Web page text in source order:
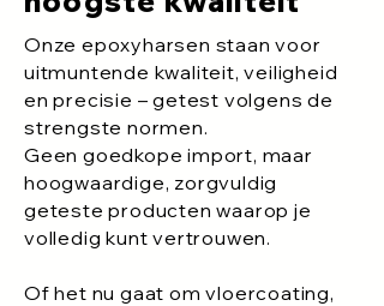
Onze epoxyharsen staan voor
uitmuntende kwaliteit, veiligheid
en precisie – getest volgens de
strengste normen.
Geen goedkope import, maar
hoogwaardige, zorgvuldig
geteste producten waarop je
volledig kunt vertrouwen.
Of het nu gaat om vloercoating,